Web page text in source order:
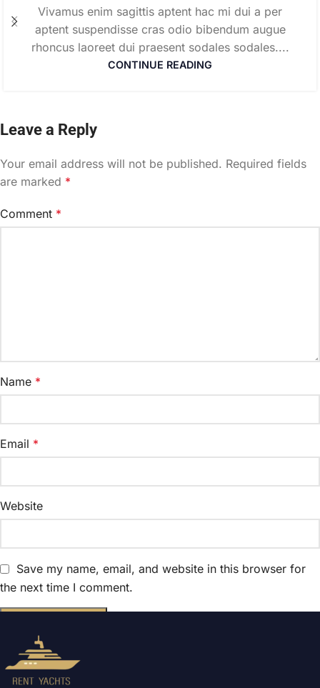
Vivamus enim sagittis aptent hac mi dui a per
aptent suspendisse cras odio bibendum augue
rhoncus laoreet dui praesent sodales sodales....
CONTINUE READING
Leave a Reply
Your email address will not be published. Required fields
are marked *
Comment *
Name *
Email *
Website
Save my name, email, and website in this browser for
the next time I comment.